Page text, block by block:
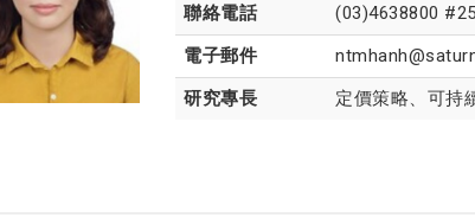
聯絡電話
(03)4638800
電子郵件
研究專長
定價策略、可持